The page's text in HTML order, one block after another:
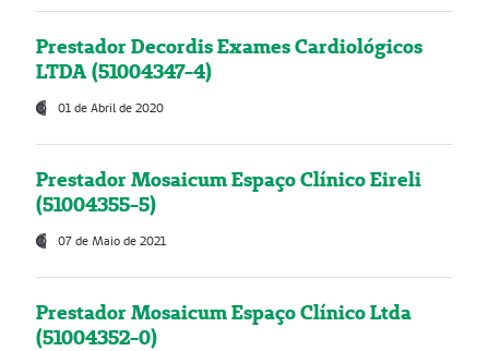
Prestador Decordis Exames Cardiológicos
LTDA (51004347-4)
01 de Abril de 2020
Prestador Mosaicum Espaço Clínico Eireli
(51004355-5)
07 de Maio de 2021
Prestador Mosaicum Espaço Clínico Ltda
(51004352-0)